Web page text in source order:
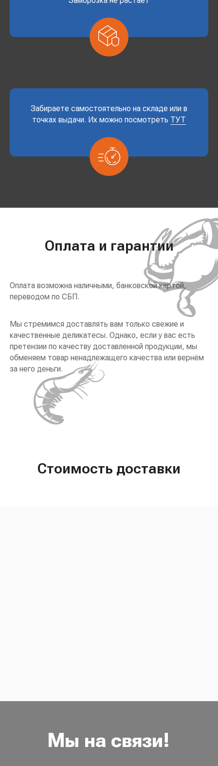
Забираете самостоятельно на складе или в
точках выдачи. Их можно посмотреть ТУТ
Оплата и гарантии
Оплата возможна наличными, банковской картой,
переводом по СБП.
Мы стремимся доставлять вам только свежие и
качественные деликатесы. Однако, если у вас есть
претензии по качеству доставленной продукции, мы
обменяем товар ненадлежащего качества или вернём
за него деньги.
Стоимость доставки
Мы на связи!